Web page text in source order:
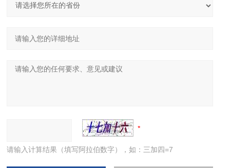
请输入计算结果（填写阿拉伯数字），如：三加四=7